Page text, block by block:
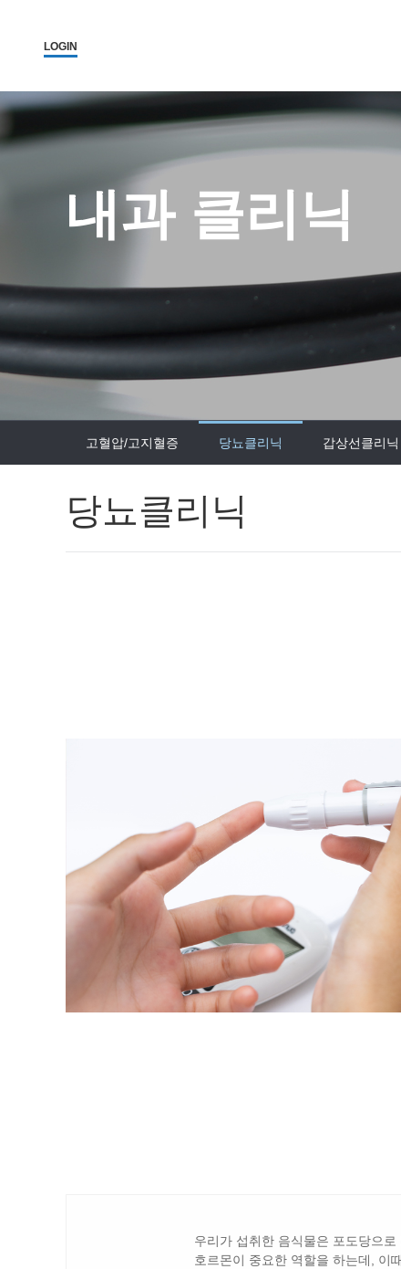
당뇨클리닉, 고려H내과의원, 구의동내과, 건강검진, 당일 대장내시경
고려H내과는 생활수준의 향상과 인구의 고령화로 인해 성인병 등 내
고려H내과는 국민건강보험공단 (일반검진, 암검진, 생애전환기)뿐
고려H내과는 지역주민의 많은 관심과 사랑으로 지금의 모습으로 성장
앞으로도 한결같은 마음으로 여러분의 건강을 책임지는 편안한 병원이
진료 항목 : 종합검진, 건강검진, 내시경, 초음파, 내과, 수액
건강검진 - 공단검진, 생애전환기검진, 5대암검진, 학생검진, 개인종합
내시경 - 위/대장 내시경, 당일 대장내시경, 당일 용종절제술, 수면 내시
내과 진료 - 당뇨병, 고혈압, 갑상선, 소화기, 호흡기, 순환기, 골다공증,
근무 시간 : 평일 am 8:00 ~ pm 6:00, 수요일 am 8:00 ~ pm 1:00, 토
휴무일 : 일요일, 공휴일 휴진
병원 주소 : 서울시 광진구 아차산로 373(구의동 246-15) 원이빌딩 3층
- 구의동, 구의역1번 출구 스타벅스 건물 3층입니다.
- 최고 사양의 의료장비로 안전하고 정밀하게 검사합니다.
- 건물 지상에 주차공간이 마련되어 있습니다.
LOGIN
내과 클리닉
고혈압/고지혈증 당뇨클리닉 갑상선클리닉
당뇨클리닉
우리가 섭취한 음식물은 포도당으
호르몬이 중요한 역할을 하는데, 이